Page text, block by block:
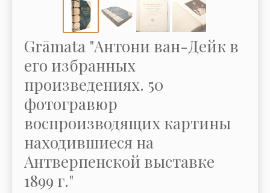
Grāmata "Антони ван-Дейк в
его избранных
произведениях. 50
фотогравюр
воспроизводящих картины
находившиеся на
Антверпенской выставке
1899 г."